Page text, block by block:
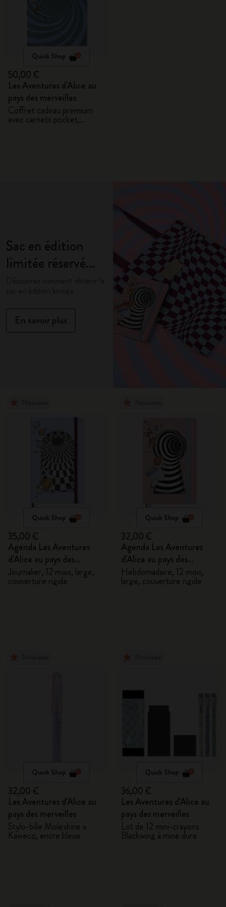
Quick Shop
50,00 €
Les Aventures d'Alice au
pays des merveilles
Coffret cadeau premium
avec carnets pocket,
3 mini-crayons et pochette
Sac en édition
limitée réservé
En savoir plus
Quick Shop
35,00 €
Agenda Les Aventures
d'Alice au pays des
merveilles 2027
Journalier, 12 mois, large,
couverture rigide
Quick Shop
32,00 €
Agenda Les Aventures
d'Alice au pays des
merveilles 2027
Hebdomadaire, 12 mois,
large, couverture rigide
Quick Shop
32,00 €
Les Aventures d'Alice au
pays des merveilles
Stylo-bille Moleskine x
Kaweco, encre bleue
Quick Shop
36,00 €
Les Aventures d'Alice au
pays des merveilles
Lot de 12 mini-crayons
Blackwing à mine dure